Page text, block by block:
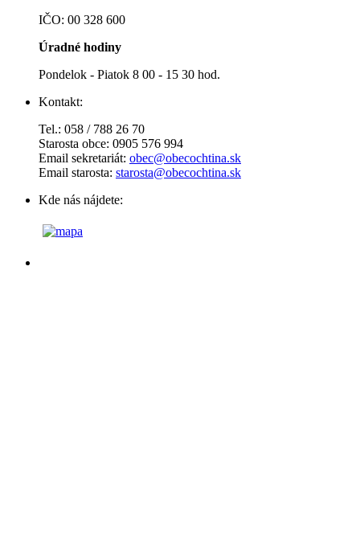
IČO: 00 328 600
Úradné hodiny
Pondelok - Piatok 8 00 - 15 30 hod.
Kontakt:
Tel.: 058 / 788 26 70
Starosta obce: 0905 576 994
Email sekretariát: obec@obecochtina.sk
Email starosta: starosta@obecochtina.sk
Kde nás nájdete: